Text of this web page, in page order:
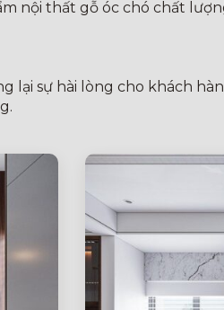
nội thất gỗ óc chó chất
lại sự hài lòng cho khách